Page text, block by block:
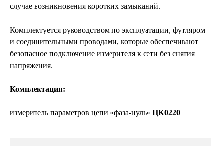
случае возникновения коротких замыканий.
Комплектуется руководством по эксплуатации, футляром
и соединительными проводами, которые обеспечивают
безопасное подключение измерителя к сети без снятия
напряжения.
Комплектация:
измеритель параметров цепи «фаза-нуль» ЦК0220